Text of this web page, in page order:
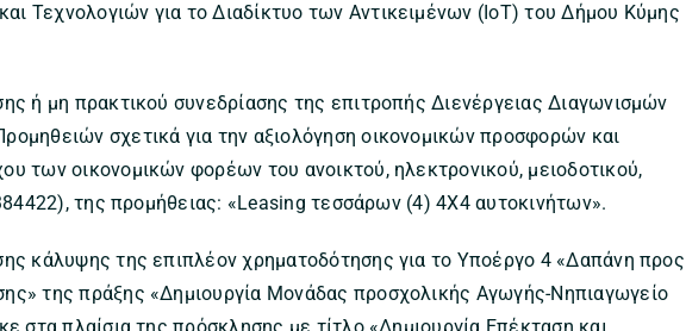
Τεχνολογιών για το Διαδίκτυο των Αντικειμένων (IoT) του Δήμου Κύμης
ή μη πρακτικού συνεδρίασης της επιτροπής Διενέργειας Διαγωνισμών
σχετικά για την αξιολόγηση οικονομικών προσφορών και
των οικονομικών φορέων του ανοικτού, ηλεκτρονικού, μειοδοτικού,
της προμήθειας: «Leasing τεσσάρων (4) 4Χ4 αυτοκινήτων».
κάλυψης της επιπλέον χρηματοδότησης για το Υποέργο 4 «Δαπάνη προς
της πράξης «Δημιουργία Μονάδας προσχολικής Αγωγής-Νηπιαγωγείο